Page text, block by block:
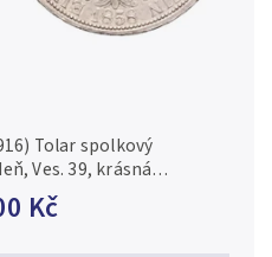
Kč
Tolar spolkový
Ves. 39, krásná
lesk, jemná patina,